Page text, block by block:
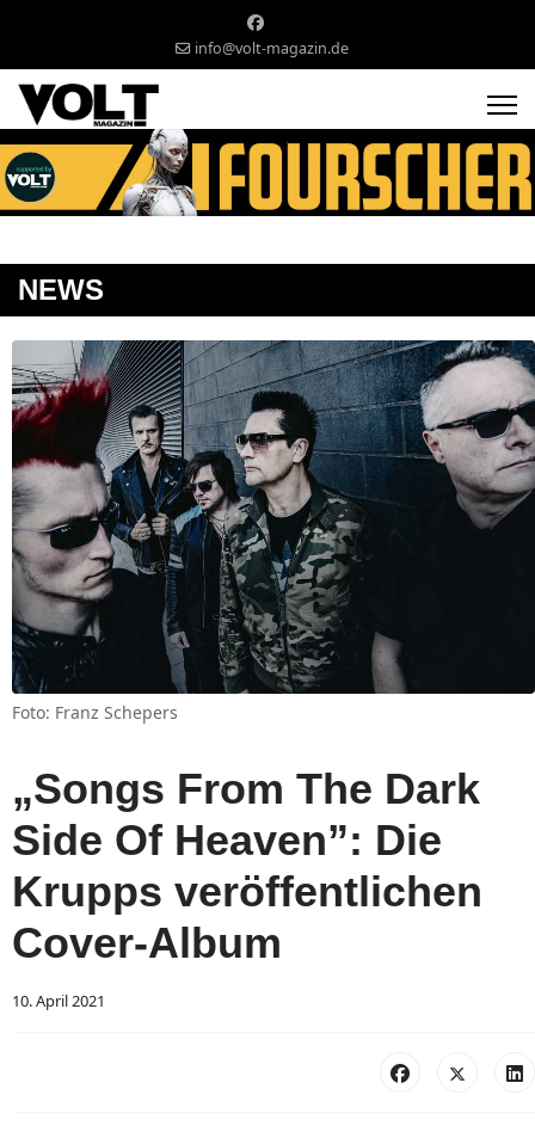
info@volt-magazin.de
NEWS
Foto: Franz Schepers
„Songs From The Dark
Side Of Heaven”: Die
Krupps veröffentlichen
Cover-Album
10. April 2021